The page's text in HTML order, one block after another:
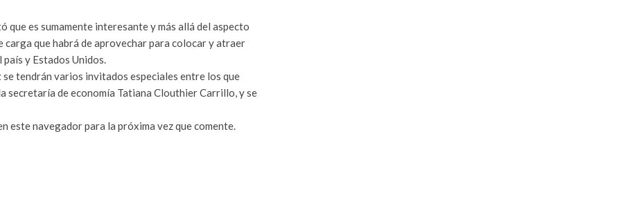
que es sumamente interesante y más allá del aspecto
que habrá de aprovechar para colocar y atraer
y Estados Unidos.
se tendrán varios invitados especiales entre los que
secretaría de economía Tatiana Clouthier Carrillo, y se
este navegador para la próxima vez que comente.